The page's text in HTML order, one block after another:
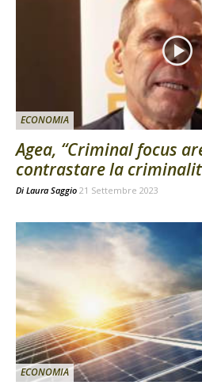
ECONOMIA
Agea, “Criminal focus
contrastare la
Di Laura Saggio 21 Settembre 2023
ECONOMIA